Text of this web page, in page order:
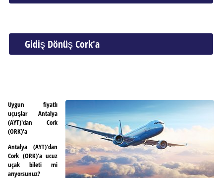
Gidiş Dönüş Cork'a
Uygun fiyatlı
uçuşlar Antalya
(AYT)'dan Cork
(ORK)'a
Antalya (AYT)'dan
Cork (ORK)'a ucuz
uçak bileti mi
arıyorsunuz?